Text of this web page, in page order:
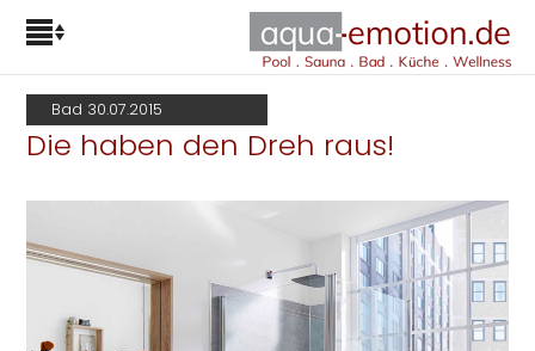
Bad 30.07.2015
Die haben den Dreh raus!